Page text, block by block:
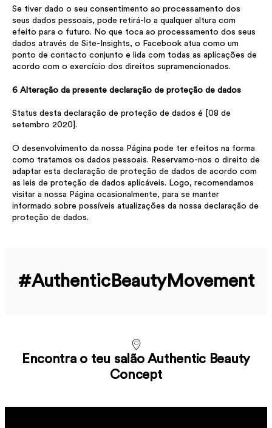
Se tiver dado o seu consentimento ao processamento dos
seus dados pessoais, pode retirá-lo a qualquer altura com
efeito para o futuro. No que toca ao processamento dos seus
dados através de Site-Insights, o Facebook atua como um
ponto de contacto conjunto e lida com todas as aplicações de
acordo com o exercício dos direitos supramencionados.
6 Alteração da presente declaração de proteção de dados
Status desta declaração de proteção de dados é [08 de
setembro 2020].
O desenvolvimento da nossa Página pode ter efeitos na forma
como tratamos os dados pessoais. Reservamo-nos o direito de
adaptar esta declaração de proteção de dados de acordo com
as leis de proteção de dados aplicáveis. Logo, recomendamos
visitar a nossa Página ocasionalmente, para se manter
informado sobre possíveis atualizações da nossa declaração de
proteção de dados.
#Authentic­Beauty­Movement
Encontra o teu salão Authentic Beauty
Concept